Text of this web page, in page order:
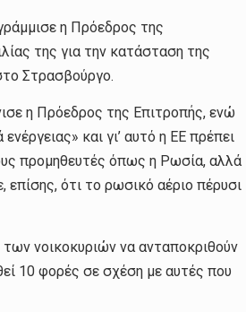
η Πρόεδρος της
της για την κατάσταση της
Στρασβούργο.
η Πρόεδρος της Επιτροπής, ενώ
και γι’ αυτό η ΕΕ πρέπει
προμηθευτές όπως η Ρωσία, αλλά
ότι το ρωσικό αέριο πέρυσι
νοικοκυριών να ανταποκριθούν
10 φορές σε σχέση με αυτές που